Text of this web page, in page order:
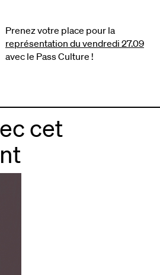
Prenez votre place pour la
représentation du vendredi 27.09
avec le Pass Culture !
cet